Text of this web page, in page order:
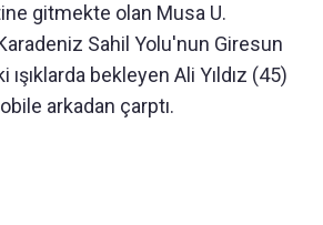
gitmekte olan Musa U.
Sahil Yolu'nun Giresun
bekleyen Ali Yıldız (45)
arkadan çarptı.